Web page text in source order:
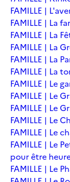
FAMILLE |
FAMILLE | La
FAMILLE | La
FAMILLE | La
FAMILLE | La
FAMILLE | La
FAMILLE | Le
FAMILLE | Le
FAMILLE | Le
FAMILLE | Le
FAMILLE | Le
FAMILLE | Le
pour être
FAMILLE | Le